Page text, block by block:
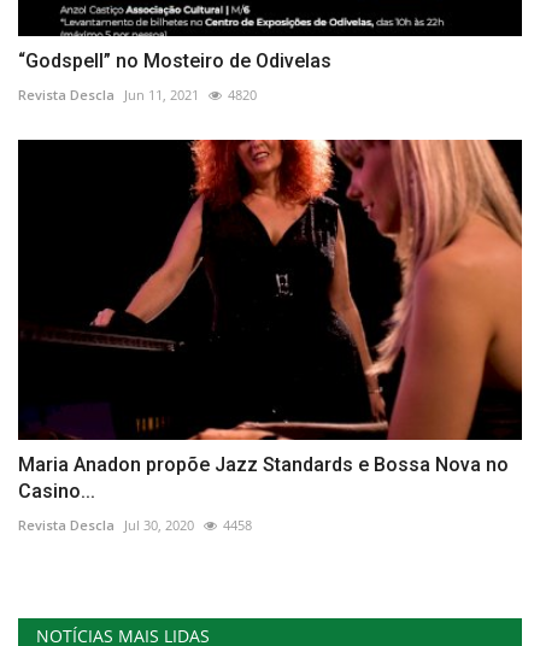
“Godspell” no Mosteiro de Odivelas
Revista Descla Jun 11, 2021 4820
Maria Anadon propõe Jazz Standards e Bossa Nova no
Casino...
Revista Descla Jul 30, 2020 4458
NOTÍCIAS MAIS LIDAS